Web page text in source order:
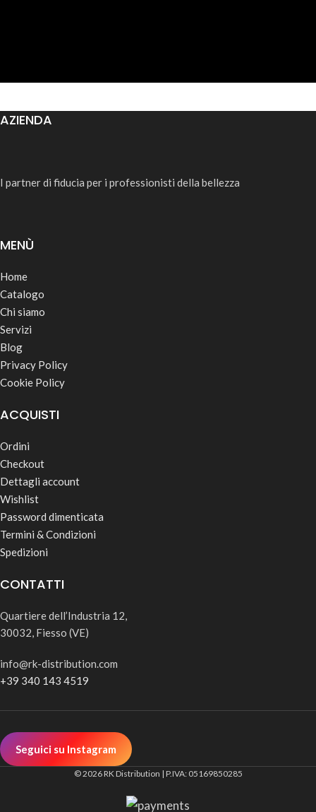
AZIENDA
I partner di fiducia per i professionisti della bellezza
MENÙ
Home
Catalogo
Chi siamo
Servizi
Blog
Privacy Policy
Cookie Policy
ACQUISTI
Ordini
Checkout
Dettagli account
Wishlist
Password dimenticata
Termini & Condizioni
Spedizioni
CONTATTI
Quartiere dell’Industria 12,
30032, Fiesso (VE)
info@rk-distribution.com
+39 340 143 4519
Seguici su Instagram
© 2026 RK Distribution | P.IVA: 05169850285